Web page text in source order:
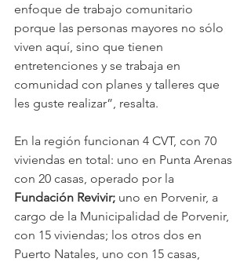
enfoque de trabajo comunitario
porque las personas mayores no sólo
viven aquí, sino que tienen
entretenciones y se trabaja en
comunidad con planes y talleres que
les guste realizar”, resalta.
En la región funcionan 4 CVT, con 70
viviendas en total: uno en Punta Arenas
con 20 casas, operado por la
Fundación Revivir; uno en Porvenir, a
cargo de la Municipalidad de Porvenir,
con 15 viviendas; los otros dos en
Puerto Natales, uno con 15 casas,